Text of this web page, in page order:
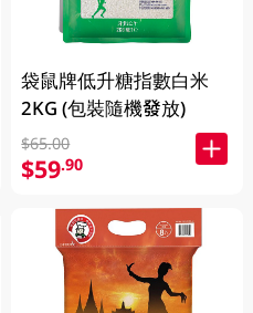
袋鼠牌低升糖指數白米
2KG (包裝隨機發放)
$65.00
$59.90